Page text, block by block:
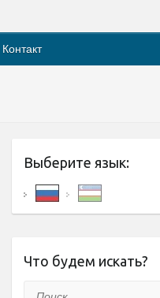
Контакт
Выберите язык:
Что будем искать?
Поиск